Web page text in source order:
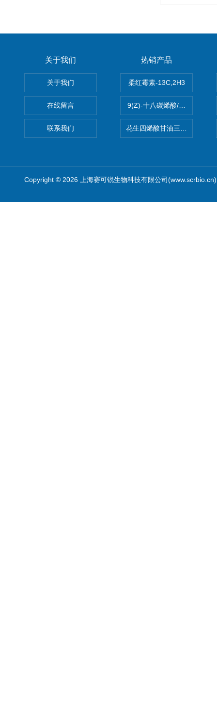
关于我们
关于我们
在线留言
联系我们
热销产品
柔红霉素-13C,2H3
9(Z)-十八碳烯酸/油酸
花生四烯酸甘油三酯(顺式-
Copyright © 2026 上海赛可锐生物科技有限公司